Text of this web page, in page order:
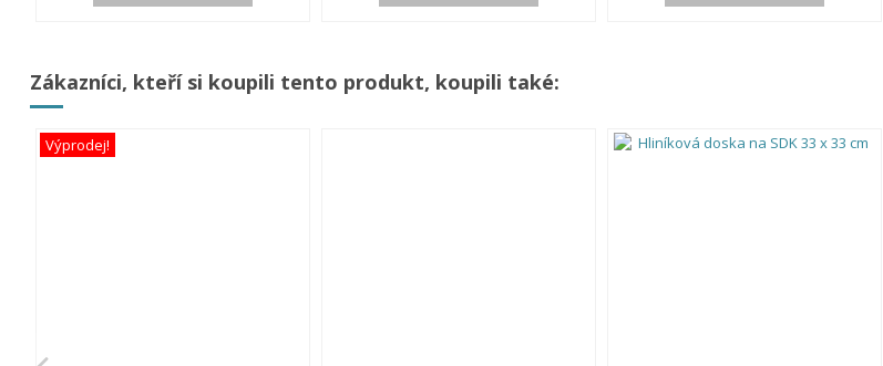
Zákazníci, kteří si koupili tento produkt, koupili také:
Výprodej!